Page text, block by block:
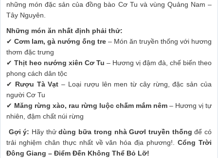
những món đặc sản của đồng bào Cơ Tu và vùng Quảng Nam –
Tây Nguyên.
Những món ăn nhất định phải thử:
✔ Cơm lam, gà nướng ống tre – Món ăn truyền thống với hương
thơm đặc trưng
✔ Thịt heo nướng xiên Cơ Tu – Hương vị đậm đà, chế biến theo
phong cách dân tộc
✔ Rượu Tà Vạt – Loại rượu lên men từ cây rừng, đặc sản của
người Cơ Tu
✔ Măng rừng xào, rau rừng luộc chấm mắm nêm – Hương vị tự
nhiên, đậm chất núi rừng
Gợi ý: Hãy thửdùng bữa trong nhà Gươl truyền thống để có
trải nghiệm chân thực nhất về văn hóa địa phương!.Cổng Trời
Đông Giang – Điểm Đến Không Thể Bỏ Lỡ!